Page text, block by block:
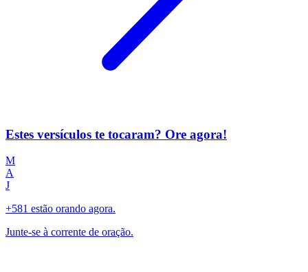
Estes versículos te tocaram? Ore agora!
M
A
J
+581 estão orando agora.
Junte-se à corrente de oração.